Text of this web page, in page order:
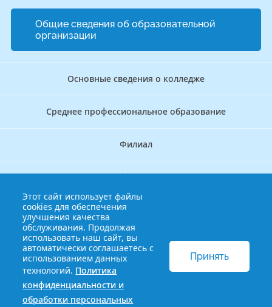
Общие сведения об образовательной
организации
Основные сведения о колледже
Среднее профессиональное образование
Филиал
Дополнительное профессиональное образование
Аккредитационно — симуляционный центр
Бережливый колледж
© 2013-2021 Краснодарский краевой базовый медицинский
колледж
Политика конфиденциальности и обработки
персональных данных
Этот сайт использует файлы
cookies для обеспечения
улучшения качества
обслуживания. Продолжая
использовать наш сайт, вы
автоматически соглашаетесь с
использованием данных
технологий. Политика
конфиденциальности и
обработки персональных
Принять